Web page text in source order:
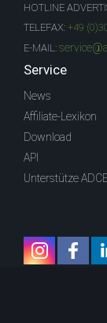
HOTLINE
TELEFAX: +49
E-MAIL:
Service
News
Affiliate-Lexikon
Download
API
Unterstütze